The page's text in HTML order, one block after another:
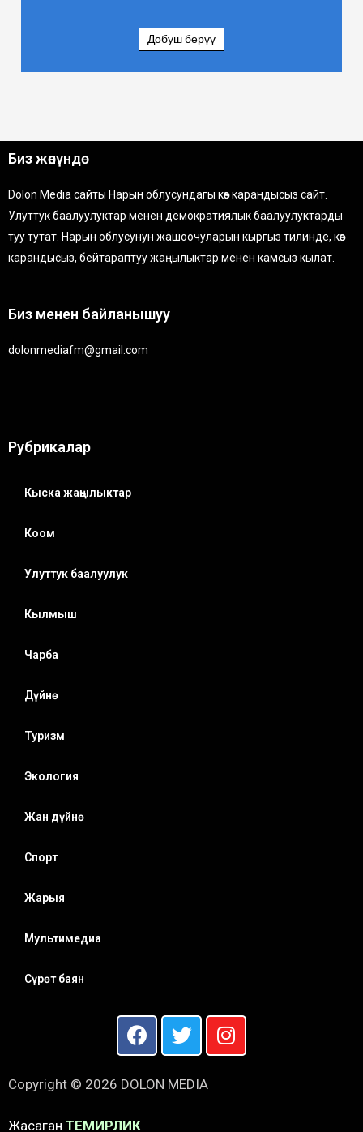
Добуш берүү
Биз жөнүндө
Dolon Media сайты Нарын облусундагы көз карандысыз сайт.
Улуттук баалуулуктар менен демократиялык баалуулуктарды
туу тутат. Нарын облусунун жашоочуларын кыргыз тилинде, көз
карандысыз, бейтараптуу жаңылыктар менен камсыз кылат.
Биз менен байланышуу
dolonmediafm@gmail.com
Рубрикалар
Кыска жаңылыктар
Коом
Улуттук баалуулук
Кылмыш
Чарба
Дүйнө
Туризм
Экология
Жан дүйнө
Спорт
Жарыя
Мультимедиа
Сүрөт баян
Copyright © 2026 DOLON MEDIA
Жасаган ТЕМИРЛИК